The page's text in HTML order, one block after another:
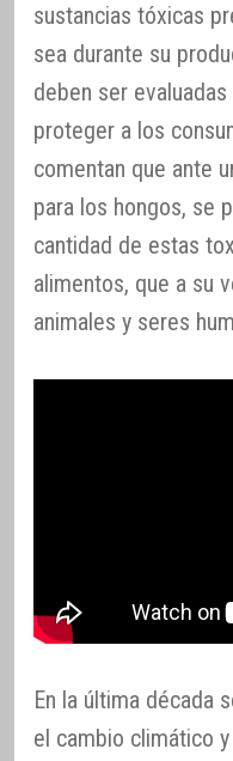
sustancias tóxicas
sea durante su
deben ser
proteger a los
comentan que ante
para los hongos, se
cantidad de estas
alimentos, que a su
animales y seres
En la última década
el cambio climático